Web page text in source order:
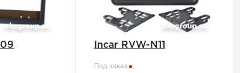
Incar RVW-N11
Под заказ